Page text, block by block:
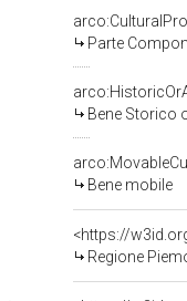
Parte
Bene Storico
Bene mobile
<https://
Regione